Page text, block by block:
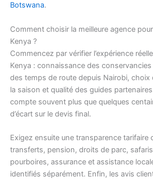
Botswana.
Comment choisir la meilleure agence
Kenya ?
Commencez par vérifier l’expérience
Kenya : connaissance des
des temps de route depuis Nairobi, choix
la saison et qualité des guides
compte souvent plus que quelques
d’écart sur le devis final.
Exigez ensuite une transparence tarifaire
transferts, pension, droits de parc,
pourboires, assurance et assistance
identifiés séparément. Enfin, les avis